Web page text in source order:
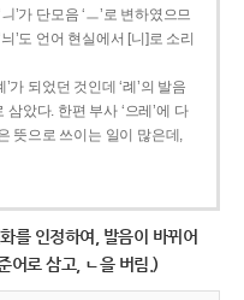
’가 단모음 ‘ㅡ’로 변하였으므
’도 언어 현실에서 [니]로 소리
가 되었던 것인데 ‘례’의 발음
삼았다. 한편 부사 ‘으레’에 다
뜻으로 쓰이는 일이 많은데,
를 인정하여, 발음이 바뀌어
어로 삼고, ㄴ을 버림.)